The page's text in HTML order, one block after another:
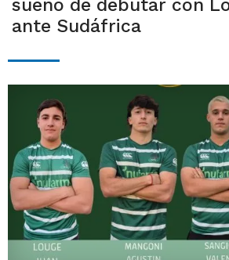
sueño de debutar con
ante Sudáfrica